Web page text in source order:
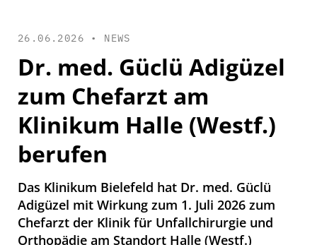
26.06.2026 • NEWS
Dr. med. Güclü Adigüzel
zum Chefarzt am
Klinikum Halle (Westf.)
berufen
Das Klinikum Bielefeld hat Dr. med. Güclü
Adigüzel mit Wirkung zum 1. Juli 2026 zum
Chefarzt der Klinik für Unfallchirurgie und
Orthopädie am Standort Halle (Westf.)